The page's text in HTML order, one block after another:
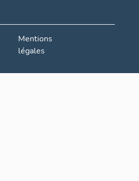
Mentions
légales